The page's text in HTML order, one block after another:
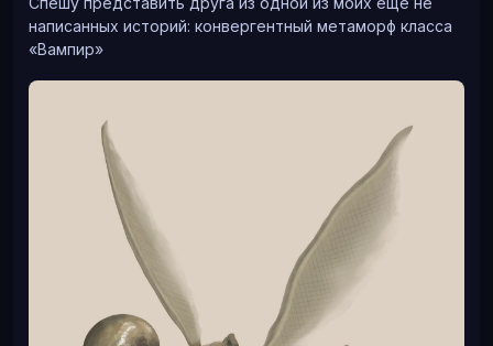
написанных историй: конвергентный метаморф класса
«Вампир»